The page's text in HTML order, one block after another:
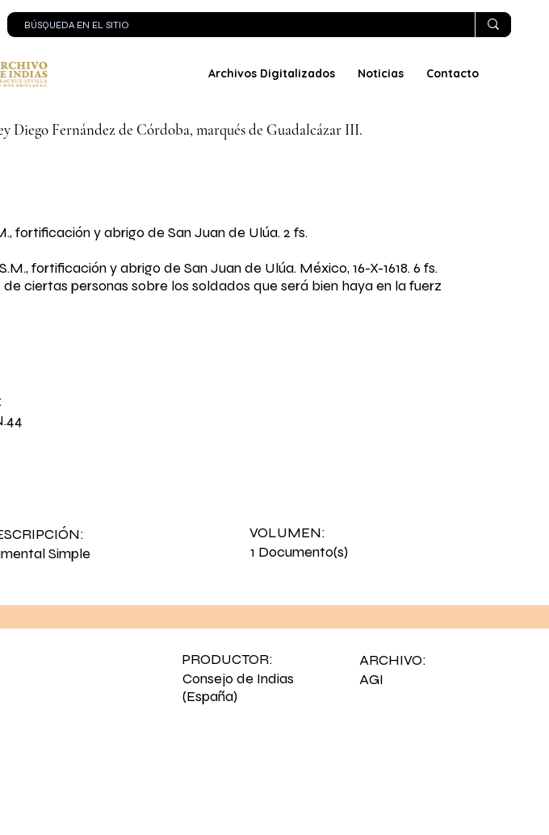
Archivos Digitalizados Noticias Contacto
Diego Fernández de Córdoba, marqués de Guadalcázar III.
fortificación y abrigo de San Juan de Ulúa. 2 fs.
fortificación y abrigo de San Juan de Ulúa. México, 16-X-1618. 6 fs.
de ciertas personas sobre los soldados que será bien haya en la fuerz
Simple
VOLUMEN:
1 Documento(s)
PRODUCTOR:
Consejo de Indias
(España)
ARCHIVO:
AGI